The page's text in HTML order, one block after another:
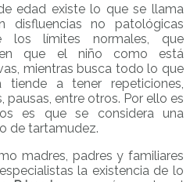
edad existe lo que se llama
disfluencias no patológicas
los límites normales, que
en que el niño como está
mientras busca todo lo que
tiende a tener repeticiones,
entre otros. Por ello es
es que se considera una
de tartamudez.
madres, padres y familiares
la existencia de lo